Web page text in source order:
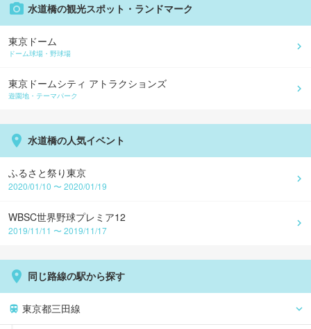
水道橋の観光スポット・ランドマーク
東京ドーム
ドーム球場・野球場
東京ドームシティ アトラクションズ
遊園地・テーマパーク
水道橋の人気イベント
ふるさと祭り東京
2020/01/10 〜 2020/01/19
WBSC世界野球プレミア12
2019/11/11 〜 2019/11/17
同じ路線の駅から探す
東京都三田線